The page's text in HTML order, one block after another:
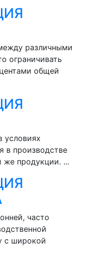
различными
ограничивать
общей
условиях
в производстве
же продукции. ...
часто
с широкой